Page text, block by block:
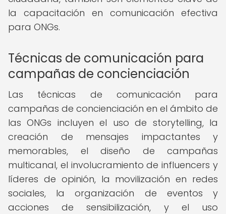
la capacitación en comunicación efectiva
para ONGs.
Técnicas de comunicación para
campañas de concienciación
Las técnicas de comunicación para
campañas de concienciación en el ámbito de
las ONGs incluyen el uso de storytelling, la
creación de mensajes impactantes y
memorables, el diseño de campañas
multicanal, el involucramiento de influencers y
líderes de opinión, la movilización en redes
sociales, la organización de eventos y
acciones de sensibilización, y el uso